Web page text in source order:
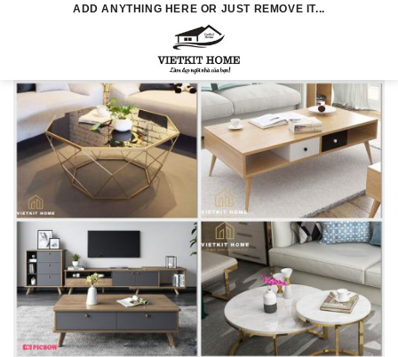
ADD ANYTHING HERE OR JUST REMOVE IT...